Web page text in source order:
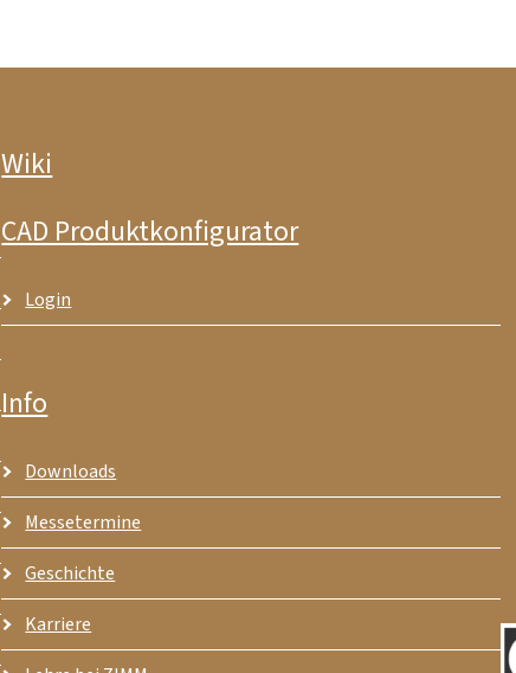
Wiki
CAD Produktkonfigurator
Login
Info
Downloads
Messetermine
Geschichte
Karriere